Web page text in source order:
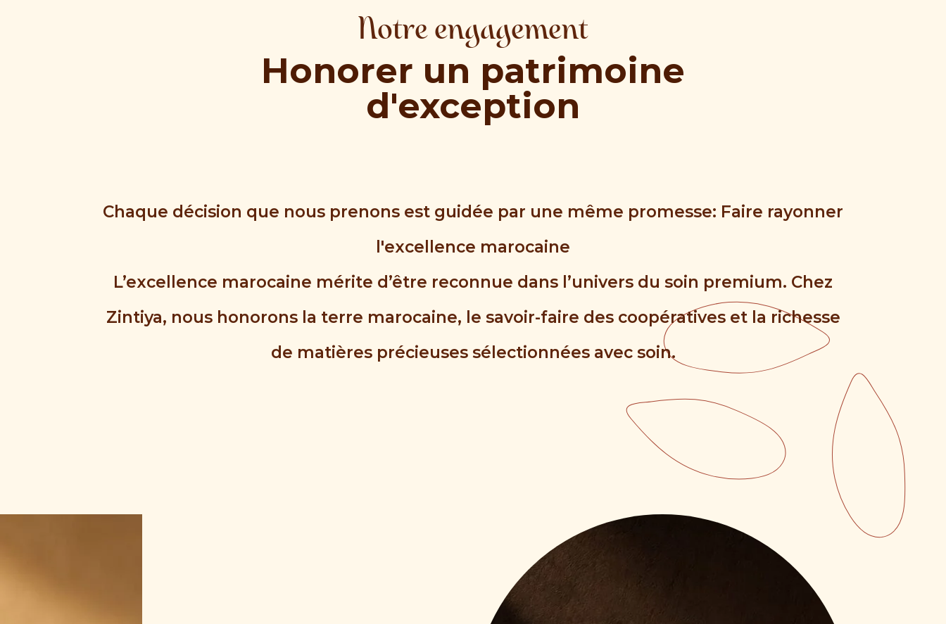
Notre engagement
Honorer un patrimoine
d'exception
Chaque décision que nous prenons est guidée par une même promesse: Faire rayonner
l'excellence marocaine
L’excellence marocaine mérite d’être reconnue dans l’univers du soin premium. Chez
Zintiya, nous honorons la terre marocaine, le savoir-faire des coopératives et la richesse
de matières précieuses sélectionnées avec soin.